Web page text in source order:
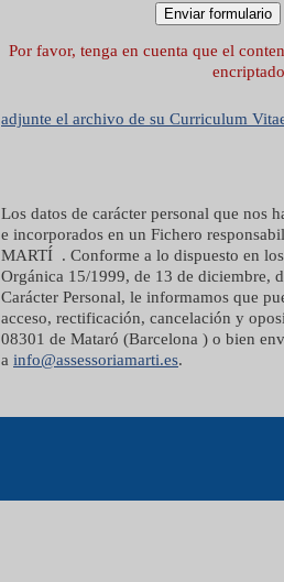
Por favor, tenga en cuenta que el
encriptado
adjunte el archivo de su Curriculum
Los datos de carácter personal que nos
e incorporados en un Fichero
MARTÍ . Conforme a lo dispuesto en
Orgánica 15/1999, de 13 de diciembre,
Carácter Personal, le informamos que
acceso, rectificación, cancelación y
08301 de Mataró (Barcelona ) o bien
a info@assessoriamarti.es.